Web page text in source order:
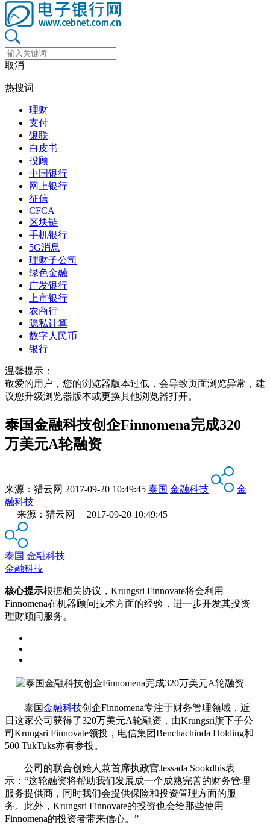
取消
热搜词
理财
支付
银联
白皮书
投顾
中国银行
网上银行
征信
CFCA
区块链
手机银行
5G消息
理财子公司
绿色金融
广发银行
上市银行
农商行
隐私计算
数字人民币
银行
温馨提示：
敬爱的用户，您的浏览器版本过低，会导致页面浏览异常，建
议您升级浏览器版本或更换其他浏览器打开。
泰国金融科技创企Finnomena完成320
万美元A轮融资
来源： 猎云网 2017-09-20 10:49:45 泰国 金融科技
金
融科技
来源：猎云网 2017-09-20 10:49:45
泰国 金融科技
金融科技
核心提示根据相关协议，Krungsri Finnovate将会利用
Finnomena在机器顾问技术方面的经验，进一步开发其投资
理财顾问服务。
泰国金融科技创企Finnomena专注于财务管理领域，近
日这家公司获得了320万美元A轮融资，由Krungsri旗下子公
司Krungsri Finnovate领投，电信集团Benchachinda Holding和
500 TukTuks亦有参投。
公司的联合创始人兼首席执政官Jessada Sookdhis表
示：“这轮融资将帮助我们发展成一个成熟完善的财务管理
服务提供商，同时我们会提供保险和投资管理方面的服
务。此外，Krungsri Finnovate的投资也会给那些使用
Finnomena的投资者带来信心。”